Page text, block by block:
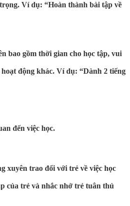
Ví dụ: “Hoàn thành bài tập về
bao gồm thời gian cho học tập, vui
động khác. Ví dụ: “Dành 2 tiếng
đến việc học.
xuyên trao đổi với trẻ về việc học
của trẻ và nhắc nhở trẻ tuân thủ